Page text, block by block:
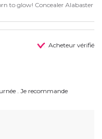
to glow! Concealer Alabaster
Acheteur vérifié
. Je recommande